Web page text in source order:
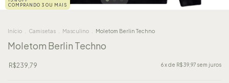
COMPRANDO 3 OU MAIS
Início Camisetas Masculino Moletom Berlin Techno
Moletom Berlin Techno
R$239,79 6x de R$39,97 sem juros